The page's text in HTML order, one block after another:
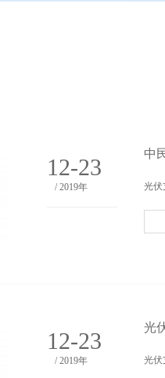
12-23
/ 2019年
中
光伏
12-23
/ 2019年
光
光伏